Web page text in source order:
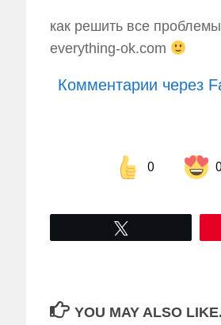
как решить все
everything-ok.com
Комментарии через
0 0
Share on Facebook
YOU MAY ALSO